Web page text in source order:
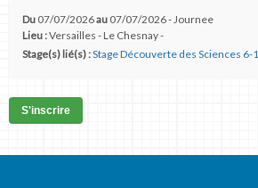
Du 07/07/2026au 07/07/2026 - Journee
Lieu :Versailles - Le Chesnay -
Stage(s) lié(s) :Stage Découverte des Sciences 6-
S'inscrire